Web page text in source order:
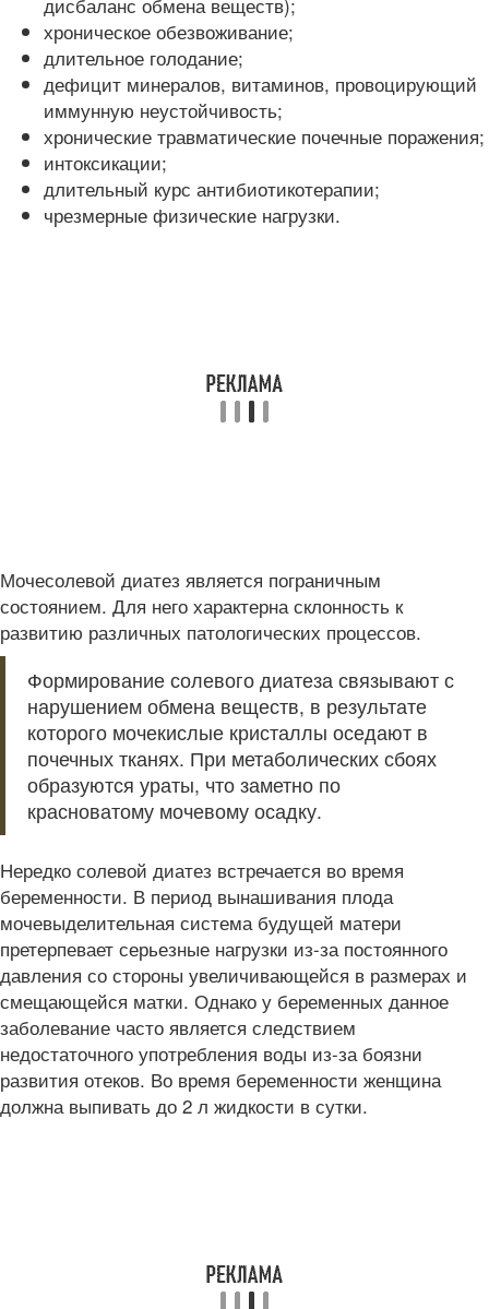
хроническое обезвоживание;
длительное голодание;
дефицит минералов, витаминов, провоцирующий
иммунную неустойчивость;
хронические травматические почечные поражения;
интоксикации;
длительный курс антибиотикотерапии;
чрезмерные физические нагрузки.
Мочесолевой диатез является пограничным
состоянием. Для него характерна склонность к
развитию различных патологических процессов.
Формирование солевого диатеза связывают с
нарушением обмена веществ, в результате
которого мочекислые кристаллы оседают в
почечных тканях. При метаболических сбоях
образуются ураты, что заметно по
красноватому мочевому осадку.
Нередко солевой диатез встречается во время
беременности. В период вынашивания плода
мочевыделительная система будущей матери
претерпевает серьезные нагрузки из-за постоянного
давления со стороны увеличивающейся в размерах и
смещающейся матки. Однако у беременных данное
заболевание часто является следствием
недостаточного употребления воды из-за боязни
развития отеков. Во время беременности женщина
должна выпивать до 2 л жидкости в сутки.